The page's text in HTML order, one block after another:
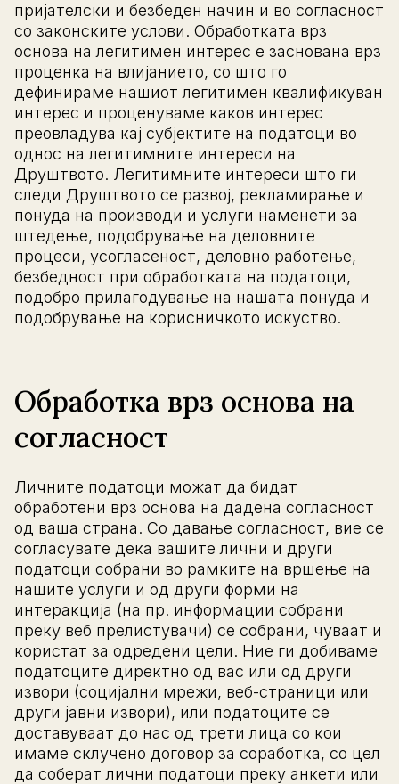
пријателски и безбеден начин и во согласност
со законските услови. Обработката врз
основа на легитимен интерес е заснована врз
проценка на влијанието, со што го
дефинираме нашиот легитимен квалификуван
интерес и проценуваме каков интерес
преовладува кај субјектите на податоци во
однос на легитимните интереси на
Друштвото. Легитимните интереси што ги
следи Друштвото се развој, рекламирање и
понуда на производи и услуги наменети за
штедење, подобрување на деловните
процеси, усогласеност, деловно работење,
безбедност при обработката на податоци,
подобро прилагодување на нашата понуда и
подобрување на корисничкото искуство.
Обработка врз основа на
согласност
Личните податоци можат да бидат
обработени врз основа на дадена согласност
од ваша страна. Со давање согласност, вие се
согласувате дека вашите лични и други
податоци собрани во рамките на вршење на
нашите услуги и од други форми на
интеракција (на пр. информации собрани
преку веб прелистувачи) се собрани, чуваат и
користат за одредени цели. Ние ги добиваме
податоците директно од вас или од други
извори (социјални мрежи, веб-страници или
други јавни извори), или податоците се
доставуваат до нас од трети лица со кои
имаме склучено договор за соработка, со цел
да соберат лични податоци преку анкети или